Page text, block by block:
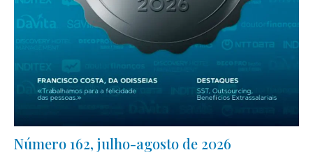
Número 162, julho-agosto de 2026